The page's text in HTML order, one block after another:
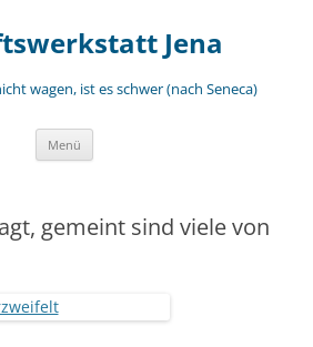
Jena
wagen, ist es schwer (nach Seneca)
Menü
gemeint sind viele von